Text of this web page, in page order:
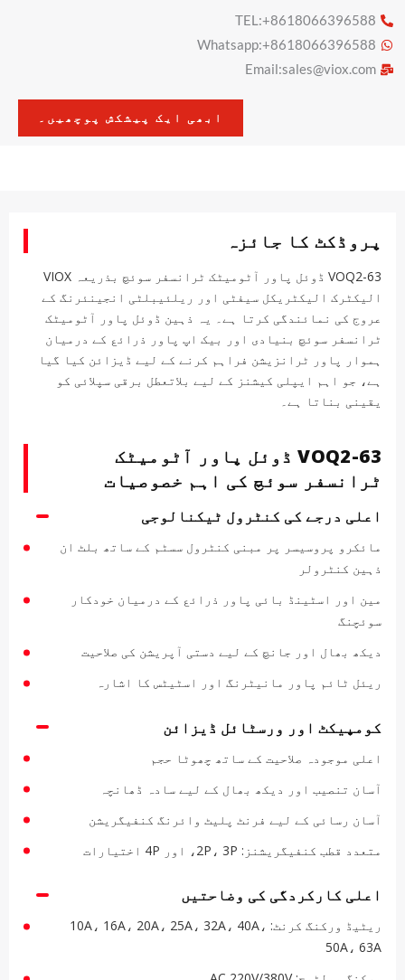
TEL:+8618066396588
Whatsapp:+8618066396588
Email:sales@viox.com
ابھی ایک پیشکش پوچھیں۔
پروڈکٹ کا جائزہ
VOQ2-63 ڈوئل پاور آٹومیٹک ٹرانسفر سوئچ بذریعہ VIOX
الیکٹرک الیکٹریکل سیفٹی اور ریلئیبلٹی انجینئرنگ کے
عروج کی نمائندگی کرتا ہے۔ یہ ذہین ڈوئل پاور آٹومیٹک
ٹرانسفر سوئچ بنیادی اور بیک اپ پاور ذرائع کے درمیان
ہموار پاور ٹرانزیشن فراہم کرنے کے لیے ڈیزائن کیا گیا
ہے، جو اہم ایپلی کیشنز کے لیے بلاتعطل برقی سپلائی کو
یقینی بناتا ہے۔
VOQ2-63 ڈوئل پاور آٹومیٹک
ٹرانسفر سوئچ کی اہم خصوصیات
اعلی درجے کی کنٹرول ٹیکنالوجی
مائکرو پروسیسر پر مبنی کنٹرول سسٹم کے ساتھ بلٹ ان
ذہین کنٹرولر
مین اور اسٹینڈ بائی پاور ذرائع کے درمیان خودکار
سوئچنگ
دیکھ بھال اور جانچ کے لیے دستی آپریشن کی صلاحیت
ریئل ٹائم پاور مانیٹرنگ اور اسٹیٹس کا اشارہ
کومپیکٹ اور ورسٹائل ڈیزائن
اعلی موجودہ صلاحیت کے ساتھ چھوٹا حجم
آسان تنصیب اور دیکھ بھال کے لیے سادہ ڈھانچہ
آسان رسائی کے لیے فرنٹ پلیٹ وائرنگ کنفیگریشن
متعدد قطب کنفیگریشنز: 2P، 3P، اور 4P اختیارات
اعلی کارکردگی کی وضاحتیں
ریٹیڈ ورکنگ کرنٹ: 10A، 16A، 20A، 25A، 32A، 40A،
50A، 63A